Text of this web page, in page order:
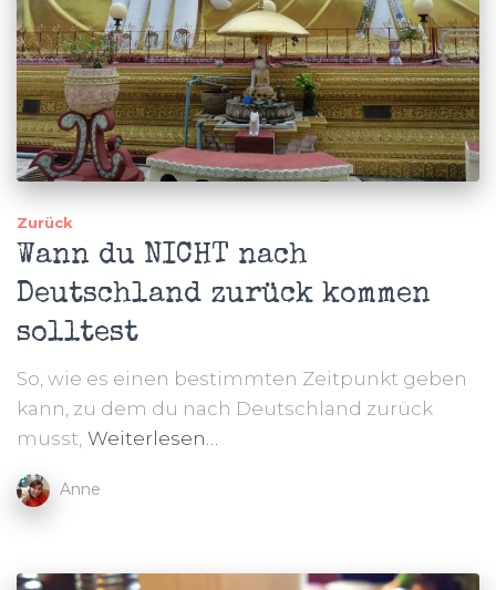
Zurück
Wann du NICHT nach
Deutschland zurück kommen
solltest
So, wie es einen bestimmten Zeitpunkt geben
kann, zu dem du nach Deutschland zurück
musst, Weiterlesen…
Anne